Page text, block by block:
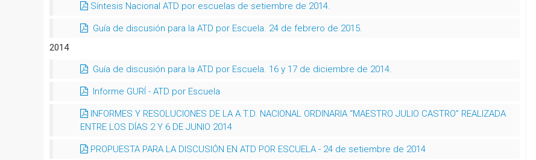
Síntesis Nacional ATD por escuelas de setiembre de 2014.
Guía de discusión para la ATD por Escuela. 24 de febrero de 2015.
2014
Guía de discusión para la ATD por Escuela. 16 y 17 de diciembre de 2014.
Informe GURÍ - ATD por Escuela
INFORMES Y RESOLUCIONES DE LA A.T.D. NACIONAL ORDINARIA “MAESTRO JULIO CASTRO” REALIZADA
ENTRE LOS DÍAS 2 Y 6 DE JUNIO 2014
PROPUESTA PARA LA DISCUSIÓN EN ATD POR ESCUELA - 24 de setiembre de 2014